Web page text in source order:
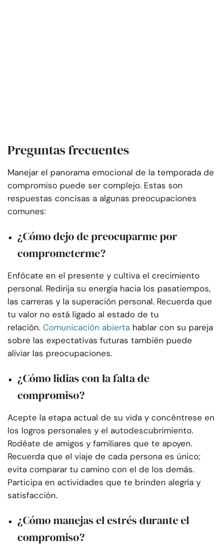
Preguntas frecuentes
Manejar el panorama emocional de la temporada de
compromiso puede ser complejo. Estas son
respuestas concisas a algunas preocupaciones
comunes:
¿Cómo dejo de preocuparme por
comprometerme?
Enfócate en el presente y cultiva el crecimiento
personal. Redirija su energía hacia los pasatiempos,
las carreras y la superación personal. Recuerda que
tu valor no está ligado al estado de tu
relación. Comunicación abierta hablar con su pareja
sobre las expectativas futuras también puede
aliviar las preocupaciones.
¿Cómo lidias con la falta de
compromiso?
Acepte la etapa actual de su vida y concéntrese en
los logros personales y el autodescubrimiento.
Rodéate de amigos y familiares que te apoyen.
Recuerda que el viaje de cada persona es único;
evita comparar tu camino con el de los demás.
Participa en actividades que te brinden alegría y
satisfacción.
¿Cómo manejas el estrés durante el
compromiso?